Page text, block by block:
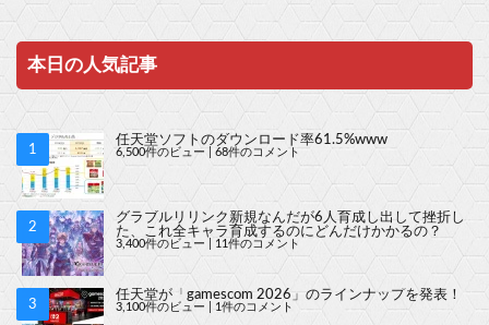
本日の人気記事
任天堂ソフトのダウンロード率61.5%www
6,500件のビュー 68件のコメント
グラブルリリンク新規なんだが6人育成し出して挫折し
た、これ全キャラ育成するのにどんだけかかるの？
3,400件のビュー 11件のコメント
任天堂が「gamescom 2026」のラインナップを発表！
3,100件のビュー 1件のコメント